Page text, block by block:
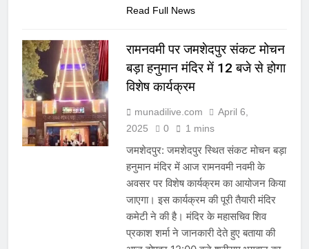
Read Full News
रामनवमी पर जमशेदपुर संकट मोचन
बड़ा हनुमान मंदिर में 12 बजे से होगा
विशेष कार्यक्रम
munadilive.com
April 6,
2025
0 1 mins
जमशेदपुर: जमशेदपुर स्थित संकट मोचन बड़ा
हनुमान मंदिर में आज रामनवमी नवमी के
अवसर पर विशेष कार्यक्रम का आयोजन किया
जाएगा। इस कार्यक्रम की पूरी तैयारी मंदिर
कमेटी ने की है। मंदिर के महासचिव शिव
प्रकाश शर्मा ने जानकारी देते हुए बताया की